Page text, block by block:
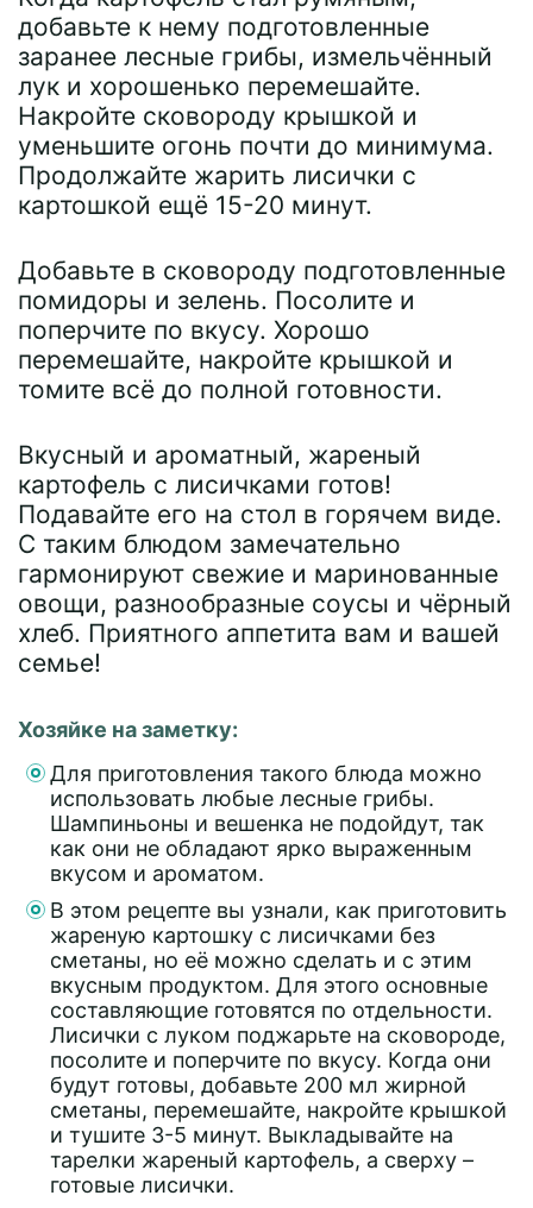
добавьте к нему подготовленные
заранее лесные грибы, измельчённый
лук и хорошенько перемешайте.
Накройте сковороду крышкой и
уменьшите огонь почти до минимума.
Продолжайте жарить лисички с
картошкой ещё 15-20 минут.
Добавьте в сковороду подготовленные
помидоры и зелень. Посолите и
поперчите по вкусу. Хорошо
перемешайте, накройте крышкой и
томите всё до полной готовности.
Вкусный и ароматный, жареный
картофель с лисичками готов!
Подавайте его на стол в горячем виде.
С таким блюдом замечательно
гармонируют свежие и маринованные
овощи, разнообразные соусы и чёрный
хлеб. Приятного аппетита вам и вашей
семье!
Хозяйке на заметку:
Для приготовления такого блюда можно
использовать любые лесные грибы.
Шампиньоны и вешенка не подойдут, так
как они не обладают ярко выраженным
вкусом и ароматом.
В этом рецепте вы узнали, как приготовить
жареную картошку с лисичками без
сметаны, но её можно сделать и с этим
вкусным продуктом. Для этого основные
составляющие готовятся по отдельности.
Лисички с луком поджарьте на сковороде,
посолите и поперчите по вкусу. Когда они
будут готовы, добавьте 200 мл жирной
сметаны, перемешайте, накройте крышкой
и тушите 3-5 минут. Выкладывайте на
тарелки жареный картофель, а сверху –
готовые лисички.